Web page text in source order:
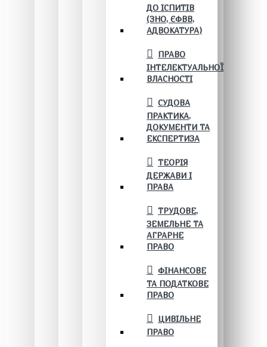
ДО ІСПИТІВ
(ЗНО, ЄФВВ,
АДВОКАТУРА)
ПРАВО
ІНТЕЛЕКТУАЛЬНОЇ
ВЛАСНОСТІ
СУДОВА
ПРАКТИКА,
ДОКУМЕНТИ ТА
ЕКСПЕРТИЗА
ТЕОРІЯ
ДЕРЖАВИ І
ПРАВА
ТРУДОВЕ,
ЗЕМЕЛЬНЕ ТА
АГРАРНЕ
ПРАВО
ФІНАНСОВЕ
ТА ПОДАТКОВЕ
ПРАВО
ЦИВІЛЬНЕ
ПРАВО